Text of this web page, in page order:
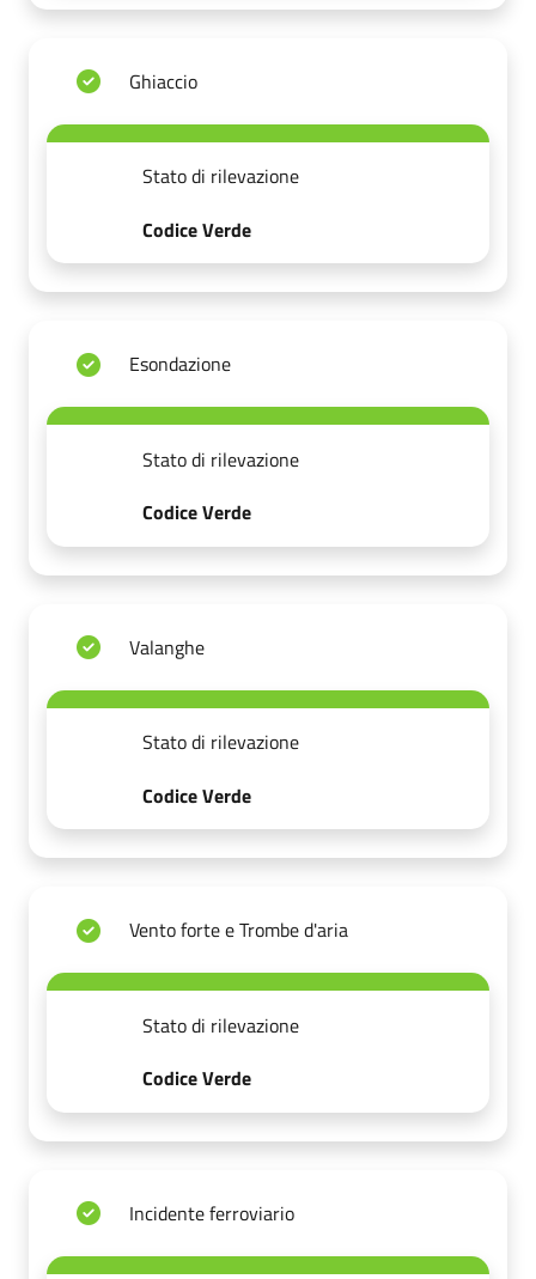
Ghiaccio
Stato di rilevazione
Codice Verde
Esondazione
Stato di rilevazione
Codice Verde
Valanghe
Stato di rilevazione
Codice Verde
Vento forte e Trombe d'aria
Stato di rilevazione
Codice Verde
Incidente ferroviario